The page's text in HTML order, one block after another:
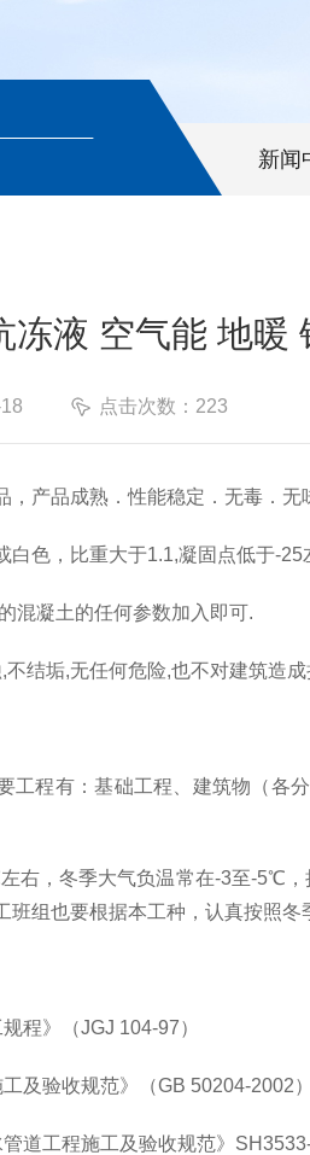
新闻
冻液 空气能 地暖
点击次数：223
，产品成熟．性能稳定．无毒．无
白色，比重大于1.1,凝固点低于-
混凝土的任何参数加入即可.
不结垢,无任何危险,也不对建筑造
工程有：基础工程、建筑物（各
右，冬季大气负温常在-3至-5℃
班组也要根据本工种，认真按照
程》（JGJ 104-97）
及验收规范》（GB 50204-2002
道工程施工及验收规范》